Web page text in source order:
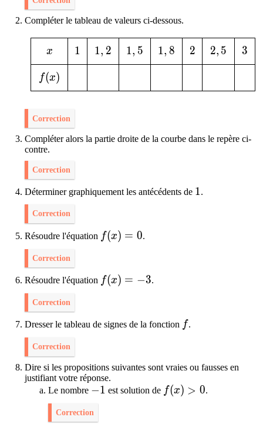
Compléter le tableau de valeurs ci-dessous.
x
x 1
1 1,2
1, 2 1,5
1, 5 1,8
1, 8 2
2 2,5
2, 5 3
3
f(x)
f(x)
Correction
Compléter alors la partie droite de la courbe dans le repère ci-
contre.
Correction
Déterminer graphiquement les antécédents de 1
1.
Correction
Résoudre l'équation f(x)=0
f(x) = 0.
Correction
Résoudre l'équation f(x)=-3
f(x) = −3.
Correction
Dresser le tableau de signes de la fonction ff.
Correction
Dire si les propositions suivantes sont vraies ou fausses en
justifiant votre réponse.
Le nombre -1
−1 est solution de f(x)>0
f(x) > 0.
Correction